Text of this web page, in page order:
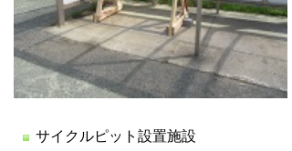
サイクルピット設置施設